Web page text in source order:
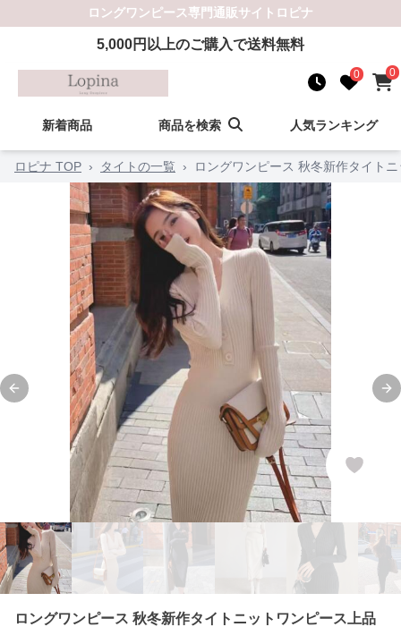
ロングワンピース専門通販サイト ロピナ
5,000円以上のご購入で送料無料
0 0
新着商品 商品を検索 人気ランキング
ロピナ TOP › タイトの一覧 › ロングワンピース 秋冬新作タイト
Previous slide
ロングワンピース 秋冬新作タイトニットワンピース上品